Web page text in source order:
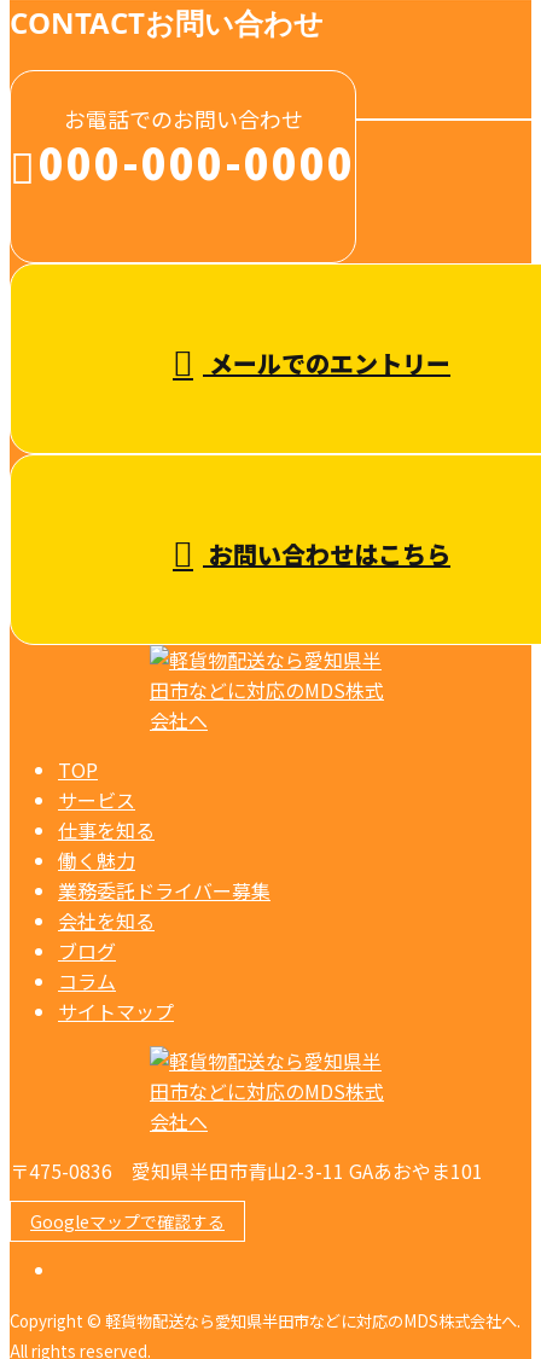
CONTACTお問い合わせ
お電話でのお問い合わせ
000-000-0000
メールでのエントリー
お問い合わせはこちら
TOP
サービス
仕事を知る
働く魅力
業務委託ドライバー募集
会社を知る
ブログ
コラム
サイトマップ
〒475-0836 愛知県半田市青山2-3-11 GAあおやま101
Googleマップで確認する
Copyright © 軽貨物配送なら愛知県半田市などに対応のMDS株式会社へ.
All rights reserved.